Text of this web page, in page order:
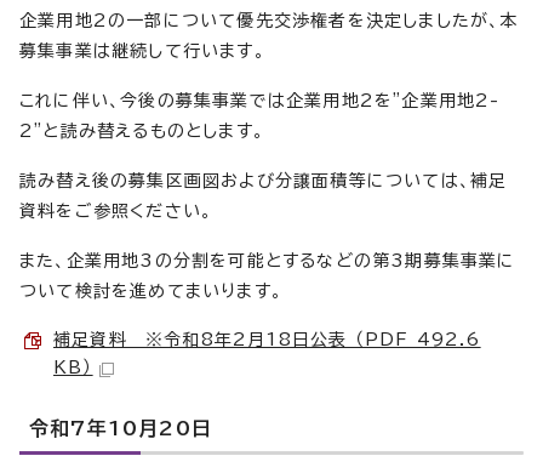
企業用地2の一部について優先交渉権者を決定しましたが、本
募集事業は継続して行います。
これに伴い、今後の募集事業では企業用地2を"企業用地2-
2"と読み替えるものとします。
読み替え後の募集区画図および分譲面積等については、補足
資料をご参照ください。
また、企業用地3の分割を可能とするなどの第3期募集事業に
ついて検討を進めてまいります。
補足資料 ※令和8年2月18日公表 （PDF 492.6
KB）
令和7年10月20日